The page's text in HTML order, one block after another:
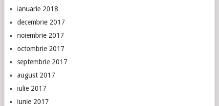
ianuarie 2018
decembrie 2017
noiembrie 2017
octombrie 2017
septembrie 2017
august 2017
iulie 2017
iunie 2017